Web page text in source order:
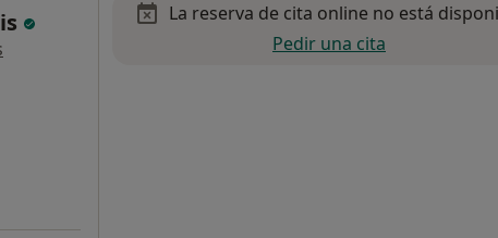
La reserva de cita online no está
Pedir una cita